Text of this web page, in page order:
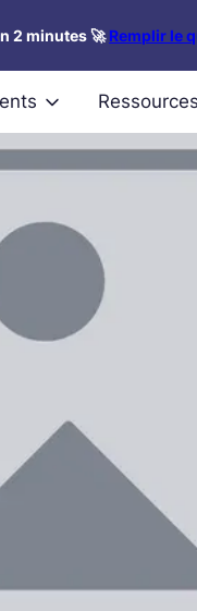
2 minutes 🚀Remplir le
Ressources